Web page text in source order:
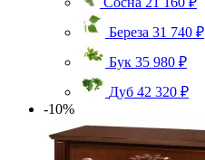
Береза 31 740 ₽
Бук 35 980 ₽
Дуб 42 320 ₽
-10%